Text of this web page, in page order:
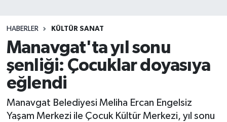
HABERLER KÜLTÜR SANAT
Manavgat'ta yıl sonu
şenliği: Çocuklar doyasıya
eğlendi
Manavgat Belediyesi Meliha Ercan Engelsiz
Yaşam Merkezi ile Çocuk Kültür Merkezi, yıl sonu